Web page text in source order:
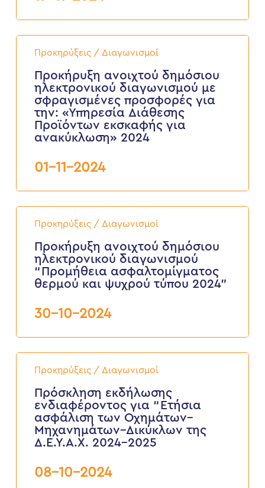
καπί
Δ.Ε.
Χανίων”
Προκήρυξη
ανοιχτού
ηλεκτρονικού
διαγωνισμού
σφραγισμένες
προσφορές
Προϊόντων
για
2024
Προκηρύξεις / Διαγωνισμοί
Προκήρυξη ανοιχτού δημόσιου
ηλεκτρονικού διαγωνισμού με
σφραγισμένες προσφορές για
την: «Υπηρεσία Διάθεσης
Προϊόντων εκσκαφής για
ανακύκλωση» 2024
01-11-2024
Προκήρυξη
ανοιχτού
ηλεκτρονικού
διαγωνισμού
“Προμήθεια
ασφαλτομίγματος
θερμού
ψυχρού
τύπου
Προκηρύξεις / Διαγωνισμοί
Προκήρυξη ανοιχτού δημόσιου
ηλεκτρονικού διαγωνισμού
“Προμήθεια ασφαλτομίγματος
θερμού και ψυχρού τύπου 2024”
30-10-2024
Πρόσκληση
εκδήλωσης
“Ετήσια
ασφάλιση
Οχημάτων–
Μηχανημάτων–
Δ.Ε.Υ.Α.Χ.
Προκηρύξεις / Διαγωνισμοί
Πρόσκληση εκδήλωσης
ενδιαφέροντος για “Ετήσια
ασφάλιση των Οχημάτων–
Μηχανημάτων–Δικύκλων της
Δ.Ε.Υ.Α.Χ. 2024-2025
08-10-2024